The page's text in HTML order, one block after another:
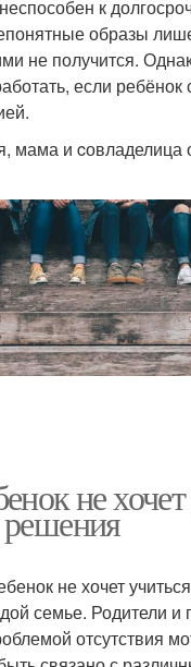
к
образы
не получится.
если ребёнок
мама и cовладелица
не
не хочет
семье. Родители и
отсутствия